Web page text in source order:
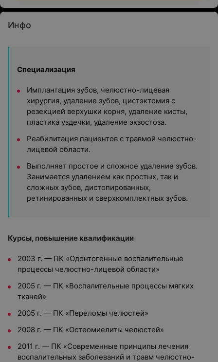
Инфо
Специализация
Имплантация зубов, челюстно-лицевая
хирургия, удаление зубов, цистэктомия с
резекцией верхушки корня, удаление кисты,
пластика уздечки, удаление экзостоза.
Реабилитация пациентов с травмой челюстно-
лицевой области.
Выполняет простое и сложное удаление зубов.
Занимается удалением как простых, так и
сложных зубов, дистопированных,
ретинированных и сверхкомплектных зубов.
Курсы, повышение квалификации
2003 г. — ПК «Одонтогенные воспалительные
процессы челюстно-лицевой области»
2005 г. — ПК «Воспалительные процессы мягких
тканей»
2005 г. — ПК «Переломы челюстей»
2008 г. — ПК «Остеомиелиты челюстей»
2011 г. — ПК «Современные принципы лечения
воспалительных заболеваний и травм челюстно-